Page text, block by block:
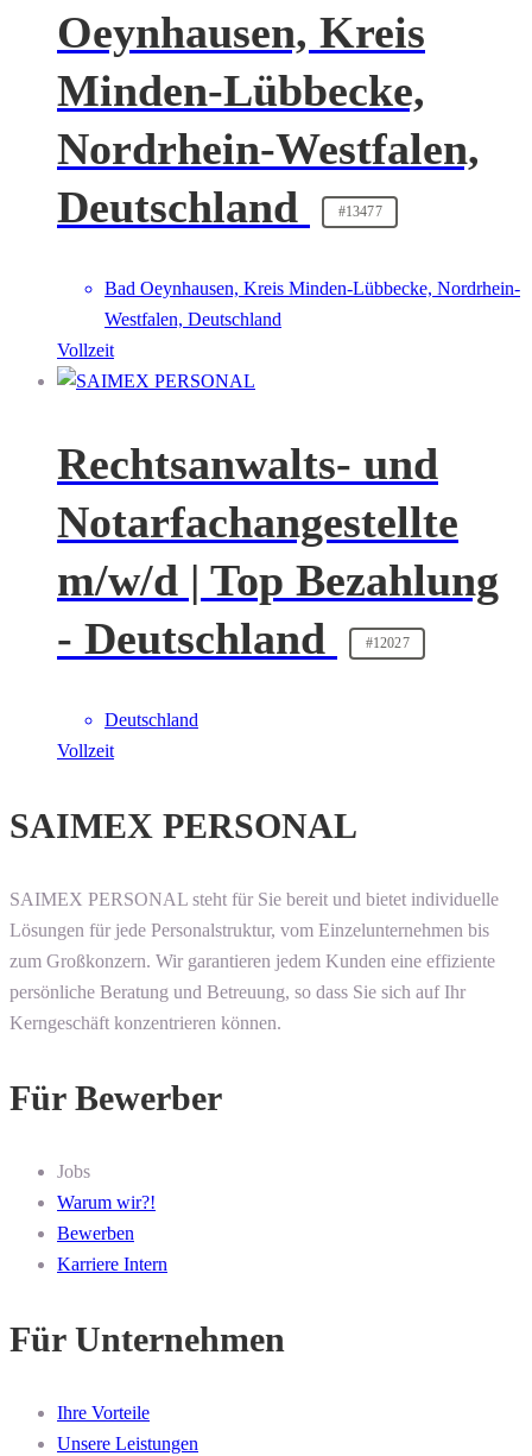
Oeynhausen, Kreis
Minden-Lübbecke,
Nordrhein-Westfalen,
Deutschland
#13477
Bad Oeynhausen, Kreis Minden-Lübbecke, Nordrhein-
Westfalen, Deutschland
Vollzeit
Rechtsanwalts- und
Notarfachangestellte
m/w/d | Top Bezahlung
- Deutschland
#12027
Deutschland
Vollzeit
SAIMEX PERSONAL
SAIMEX PERSONAL steht für Sie bereit und bietet individuelle
Lösungen für jede Personalstruktur, vom Einzelunternehmen bis
zum Großkonzern. Wir garantieren jedem Kunden eine effiziente
persönliche Beratung und Betreuung, so dass Sie sich auf Ihr
Kerngeschäft konzentrieren können.
Für Bewerber
Jobs
Warum wir?!
Bewerben
Karriere Intern
Für Unternehmen
Ihre Vorteile
Unsere Leistungen